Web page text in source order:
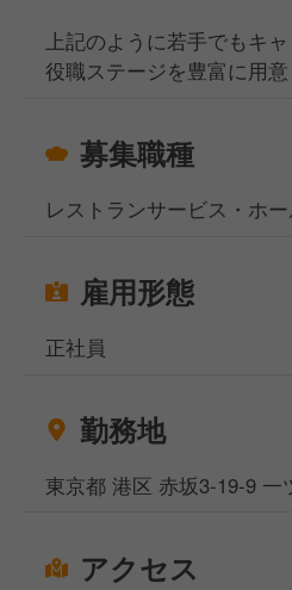
上記のように若手でもキ
役職ステージを豊富に用
募集職種
レストランサービス・ホ
雇用形態
正社員
勤務地
東京都 港区 赤坂3-19-9 一
アクセス